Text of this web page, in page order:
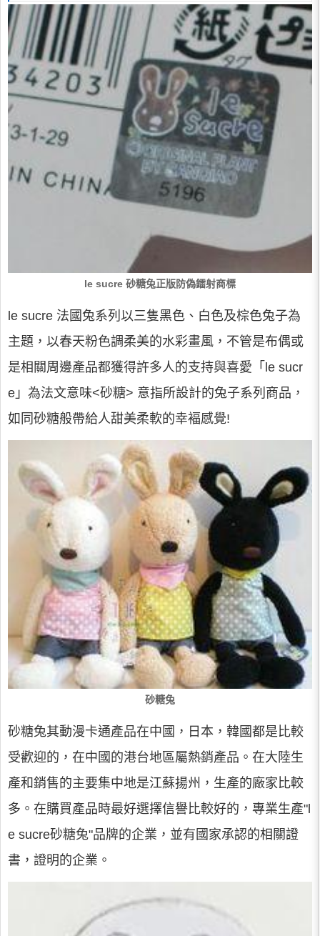
le sucre 砂糖兔正版防偽鐳射商標
le sucre 法國兔系列以三隻黑色、白色及棕色兔子為
主題，以春天粉色調柔美的水彩畫風，不管是布偶或
是相關周邊產品都獲得許多人的支持與喜愛「le sucr
e」為法文意味<砂糖> 意指所設計的兔子系列商品，
如同砂糖般帶給人甜美柔軟的幸褔感覺!
砂糖兔
砂糖兔其動漫卡通產品在中國，日本，韓國都是比較
受歡迎的，在中國的港台地區屬熱銷產品。在大陸生
產和銷售的主要集中地是江蘇揚州，生產的廠家比較
多。在購買產品時最好選擇信譽比較好的，專業生產"l
e sucre砂糖兔"品牌的企業，並有國家承認的相關證
書，證明的企業。